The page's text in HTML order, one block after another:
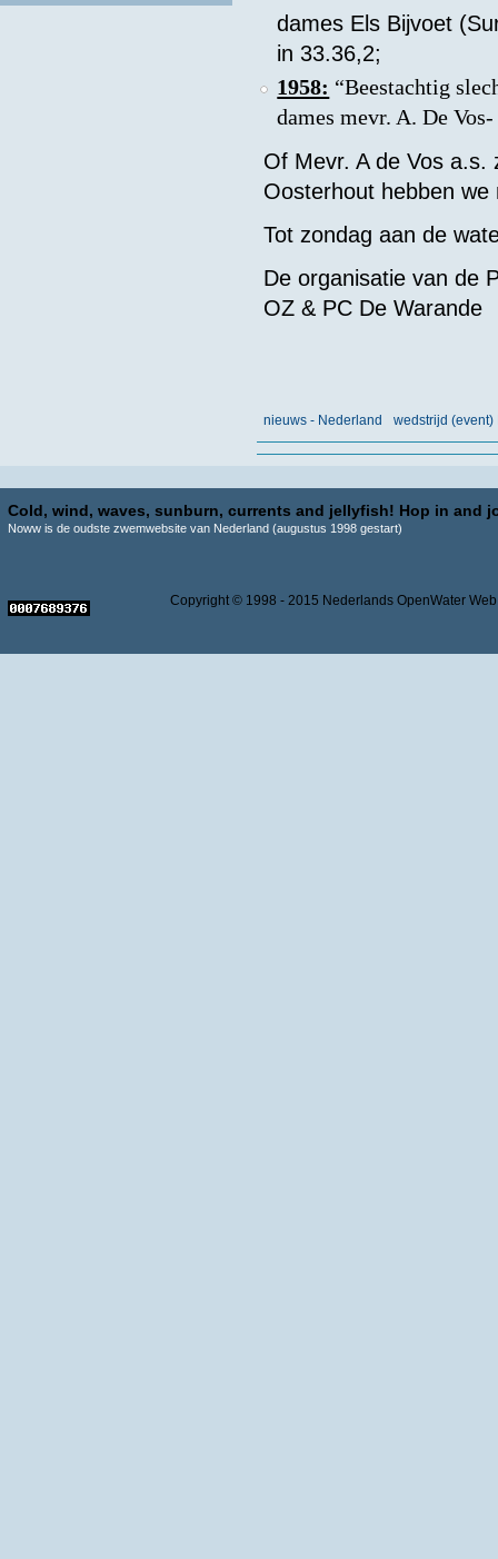
dames Els Bijvoet
in 33.36,2;
1958: “Beestachtig
dames mevr. A. De
Of Mevr. A de Vos a.s.
Oosterhout hebben
Tot zondag aan de
De organisatie van de
OZ & PC De Warande
nieuws - Nederland wedstrijd (event)
Cold, wind, waves, sunburn, currents and jellyfish! Hop in and
Noww is de oudste zwemwebsite van Nederland (augustus 1998 gestart)
Copyright © 1998 - 2015 Nederlands OpenWater